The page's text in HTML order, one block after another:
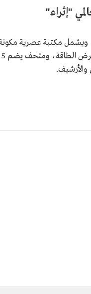
"إثراء"
والأرشيف.